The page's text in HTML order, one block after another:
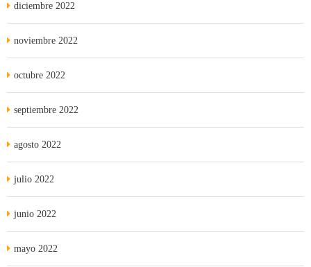
diciembre 2022
noviembre 2022
octubre 2022
septiembre 2022
agosto 2022
julio 2022
junio 2022
mayo 2022